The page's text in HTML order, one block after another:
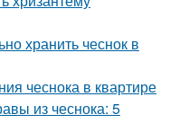
хранить чеснок в
чеснока в квартире
из чеснока: 5